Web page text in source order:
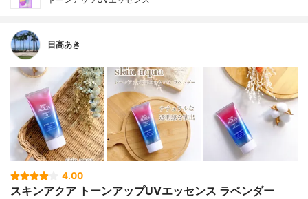
日高あき
4.00
スキンアクア トーンアップUVエッセンス ラベンダー